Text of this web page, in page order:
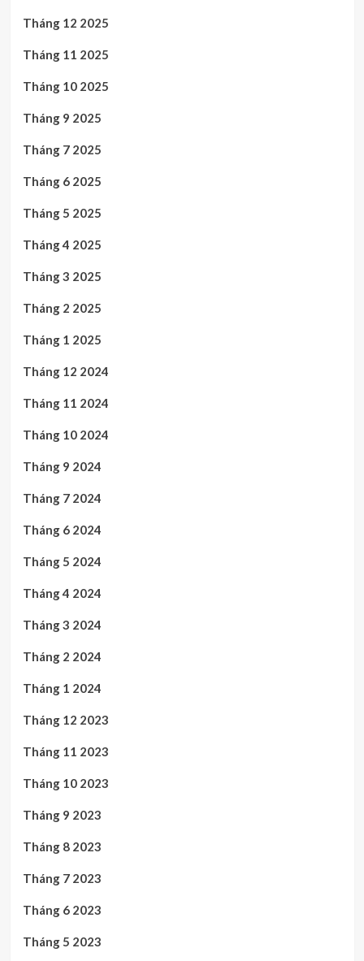
Tháng 12 2025
Tháng 11 2025
Tháng 10 2025
Tháng 9 2025
Tháng 7 2025
Tháng 6 2025
Tháng 5 2025
Tháng 4 2025
Tháng 3 2025
Tháng 2 2025
Tháng 1 2025
Tháng 12 2024
Tháng 11 2024
Tháng 10 2024
Tháng 9 2024
Tháng 7 2024
Tháng 6 2024
Tháng 5 2024
Tháng 4 2024
Tháng 3 2024
Tháng 2 2024
Tháng 1 2024
Tháng 12 2023
Tháng 11 2023
Tháng 10 2023
Tháng 9 2023
Tháng 8 2023
Tháng 7 2023
Tháng 6 2023
Tháng 5 2023